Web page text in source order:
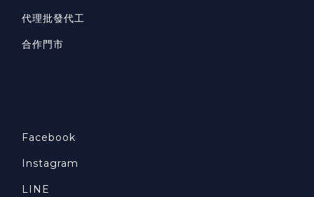
代理批發代工
合作門市
Facebook
Instagram
LINE